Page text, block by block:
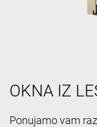
OKNA IZ
Ponujamo vam